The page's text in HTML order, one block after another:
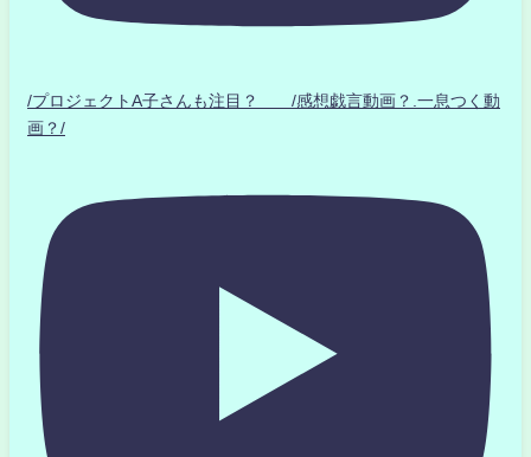
/プロジェクトA子さんも注目？ /感想戯言動画？.一息つく動
画？/